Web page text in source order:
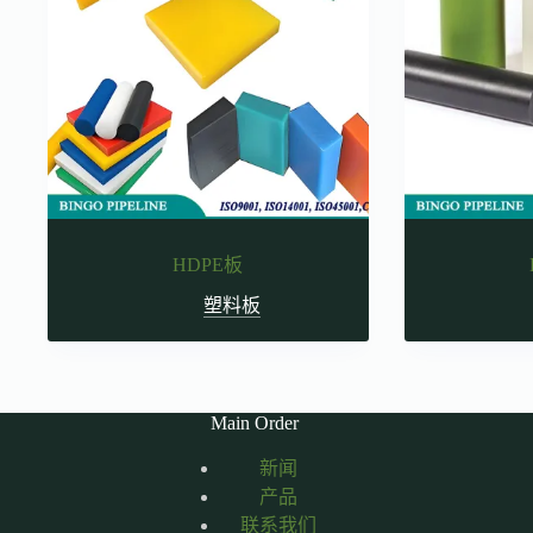
HDPE板
塑料板
Main Order
新闻
产品
联系我们